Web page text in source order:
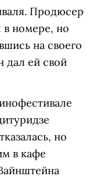
Продюсер
в номере, но
на своего
дал ей свой
но
в кафе